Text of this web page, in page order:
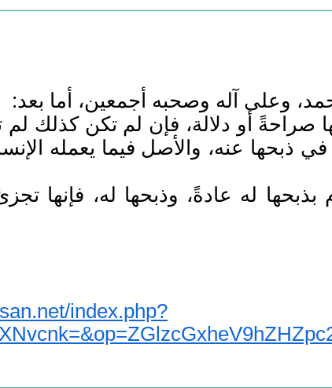
وعلى آله وصحبه أجمعين، أما بعد:
أو دلالة، فإن لم تكن كذلك لم
في ذبحها عنه، والأصل فيما يعمله
له عادةً، وذبحها له، فإنها
index.php?